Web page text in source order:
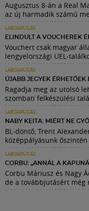
Augusztus 8-án a Real
az új harmadik számú
LABDARÚGÁS
ELINDULT A VOUCHEREK
Vouchert csak magyar
lengyelországi UEL-
LABDARÚGÁS
ÚJABB JEGYEK
Ragadja meg az utolsó
szombati felkészülési
LABDARÚGÁS
NABY KEITA: MIÉRT NE
BL-döntő, Trent
középpályásunk őszintén
LABDARÚGÁS
CORBU: „ANNÁL A
Corbu Máriusz és Nagy
de a továbbjutásért még